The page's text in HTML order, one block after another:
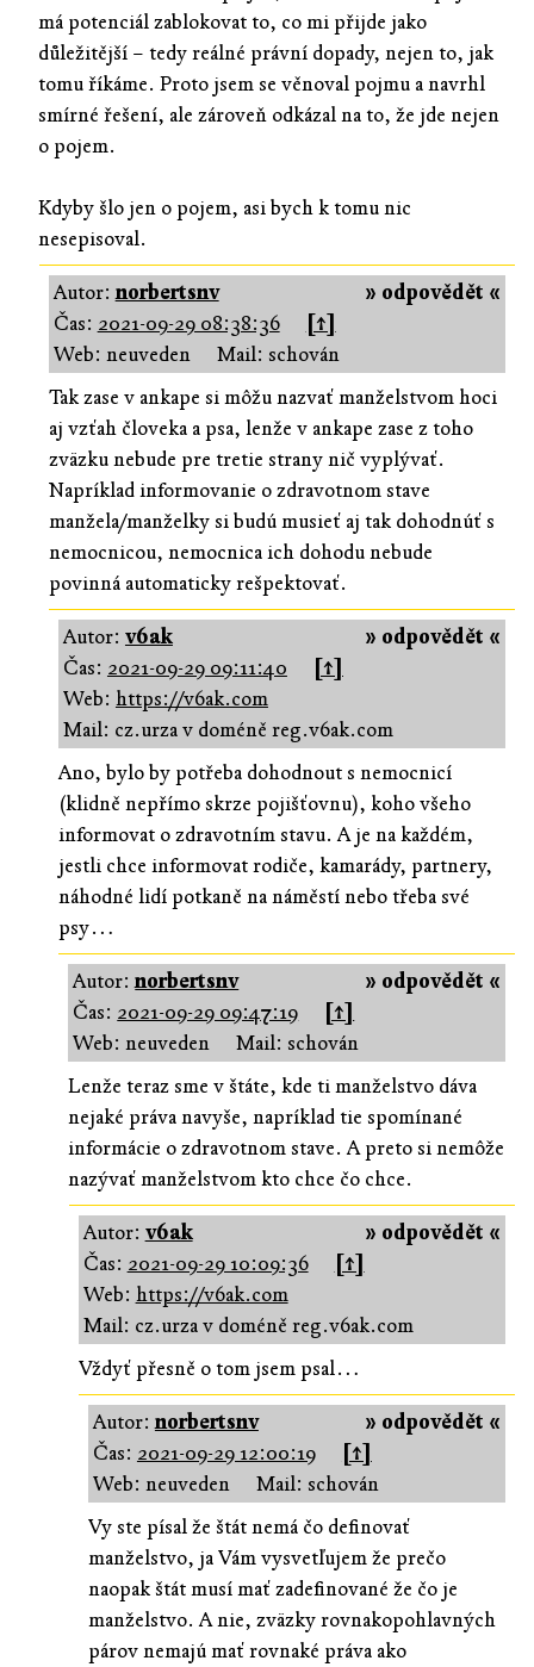
má potenciál zablokovat to, co mi přijde jako
důležitější – tedy reálné právní dopady, nejen to, jak
tomu říkáme. Proto jsem se věnoval pojmu a navrhl
smírné řešení, ale zároveň odkázal na to, že jde nejen
o pojem.
Kdyby šlo jen o pojem, asi bych k tomu nic
nesepisoval.
» odpovědět «
Autor:norbertsnv
Čas: 2021-09-29 08:38:36
[↑]
Web: neuveden
Mail: schován
Tak zase v ankape si môžu nazvať manželstvom hoci
aj vzťah človeka a psa, lenže v ankape zase z toho
zväzku nebude pre tretie strany nič vyplývať.
Napríklad informovanie o zdravotnom stave
manžela/manželky si budú musieť aj tak dohodnúť s
nemocnicou, nemocnica ich dohodu nebude
povinná automaticky rešpektovať.
» odpovědět «
Autor: v6ak
Čas: 2021-09-29 09:11:40
[↑]
Web: https://v6ak.com
Mail: cz.urza v doméně reg.v6ak.com
Ano, bylo by potřeba dohodnout s nemocnicí
(klidně nepřímo skrze pojišťovnu), koho všeho
informovat o zdravotním stavu. A je na každém,
jestli chce informovat rodiče, kamarády, partnery,
náhodné lidí potkaně na náměstí nebo třeba své
psy…
» odpovědět «
Autor:norbertsnv
Čas: 2021-09-29 09:47:19
[↑]
Web: neuveden
Mail: schován
Lenže teraz sme v štáte, kde ti manželstvo dáva
nejaké práva navyše, napríklad tie spomínané
informácie o zdravotnom stave. A preto si nemôže
nazývať manželstvom kto chce čo chce.
» odpovědět «
Autor: v6ak
Čas: 2021-09-29 10:09:36
[↑]
Web: https://v6ak.com
Mail: cz.urza v doméně reg.v6ak.com
Vždyť přesně o tom jsem psal…
» odpovědět «
Autor:norbertsnv
Čas: 2021-09-29 12:00:19
[↑]
Web: neuveden
Mail: schován
Vy ste písal že štát nemá čo definovať
manželstvo, ja Vám vysvetľujem že prečo
naopak štát musí mať zadefinované že čo je
manželstvo. A nie, zväzky rovnakopohlavných
párov nemajú mať rovnaké práva ako